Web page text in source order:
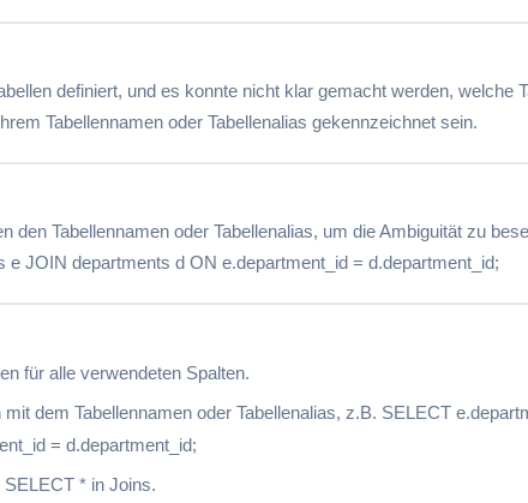
definiert, und es konnte nicht klar gemacht werden, welche
Tabellennamen oder Tabellenalias gekennzeichnet sein.
den Tabellennamen oder Tabellenalias, um die Ambiguität zu
JOIN departments d ON e.department_id = d.department_id;
für alle verwendeten Spalten.
dem Tabellennamen oder Tabellenalias, z.B. SELECT
= d.department_id;
* in Joins.